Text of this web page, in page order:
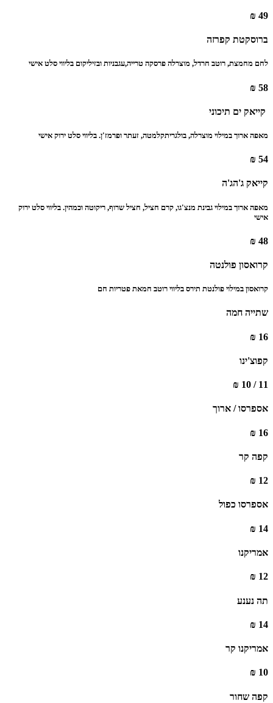
49 ₪
ברוסקטת קפרזה ‏
לחם מחמצת, רוטב חרדל, מוצרלה פרסקה טרייה,עגבניות ובזיליקום בליווי סלט אישי ‏
58 ₪
‏ קייאק ים תיכוני ‏
‏מאפה ארוך במילוי מוצרלה, בולגריתקלמטה, זעתר ופרמז'ן. בליווי סלט ירוק אישי ‏
54 ₪
‏קייאק ג'הג'ה ‏
מאפה ארוך במילוי גבינת מנצ'גו, קרם חציל, חציל שרוף, ריקוטה וכמהין. בליווי סלט ירוק
‏‏אישי ‏
48 ₪
‏קרואסון פולנטה ‏
קרואסון במילוי פולנטת תירס בליווי רוטב חמאת פטריות חם ‏
שתייה חמה
16 ₪
‏קפוצ'ינו ‏
11 / 10 ₪
אספרסו / ארוך ‏
16 ₪
קפה קר ‏
12 ₪
אספרסו כפול ‏
14 ₪
אמריקנו ‏
12 ₪
‏תה נענע ‏
14 ₪
אמריקנו קר ‏
10 ₪
קפה שחור